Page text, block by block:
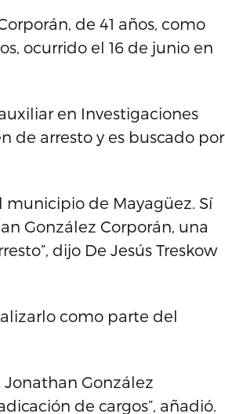
de 41 años, como
ocurrido el 16 de junio en
en Investigaciones
de arresto y es buscado por
municipio de Mayagüez. Sí
González Corporán, una
dijo De Jesús Treskow
como parte del
Jonathan González
de cargos”, añadió.